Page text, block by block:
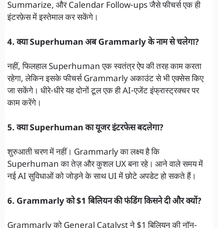
Summarize, और Calendar Follow-ups जैसे फीचर्स एक ही
इंटरफ़ेस में इस्तेमाल कर सकेंगे।
4. क्या Superhuman अब Grammarly के नाम से चलेगा?
नहीं, फिलहाल Superhuman एक स्वतंत्र ऐप की तरह काम करता
रहेगा, लेकिन इसके फीचर्स Grammarly अकाउंट से भी एक्सेस किए
जा सकेंगे। धीरे-धीरे यह दोनों टूल एक ही AI-एजेंट इंफ्रास्ट्रक्चर पर
काम करेंगे।
5. क्या Superhuman का यूजर इंटरफेस बदलेगा?
शुरुआती चरण में नहीं। Grammarly का लक्ष्य है कि
Superhuman का तेज़ और कुशल UX बना रहे। आने वाले समय में
नई AI सुविधाओं को जोड़ने के साथ UI में छोटे अपडेट हो सकते हैं।
6. Grammarly को $1 बिलियन की फंडिंग किसने दी और क्यों?